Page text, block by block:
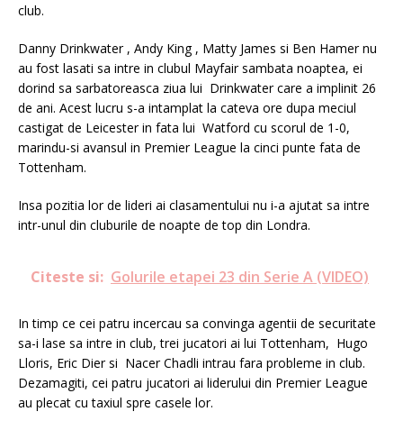
club.
Danny Drinkwater , Andy King , Matty James si Ben Hamer nu
au fost lasati sa intre in clubul Mayfair sambata noaptea, ei
dorind sa sarbatoreasca ziua lui Drinkwater care a implinit 26
de ani. Acest lucru s-a intamplat la cateva ore dupa meciul
castigat de Leicester in fata lui Watford cu scorul de 1-0,
marindu-si avansul in Premier League la cinci punte fata de
Tottenham.
Insa pozitia lor de lideri ai clasamentului nu i-a ajutat sa intre
intr-unul din cluburile de noapte de top din Londra.
Citeste si: Golurile etapei 23 din Serie A (VIDEO)
In timp ce cei patru incercau sa convinga agentii de securitate
sa-i lase sa intre in club, trei jucatori ai lui Tottenham, Hugo
Lloris, Eric Dier si Nacer Chadli intrau fara probleme in club.
Dezamagiti, cei patru jucatori ai liderului din Premier League
au plecat cu taxiul spre casele lor.